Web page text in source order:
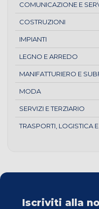
COMUNICAZIONE E
COSTRUZIONI
IMPIANTI
LEGNO E ARREDO
MANIFATTURIERO E
MODA
SERVIZI E TERZIARIO
TRASPORTI, LOGISTICA
Iscriviti alla